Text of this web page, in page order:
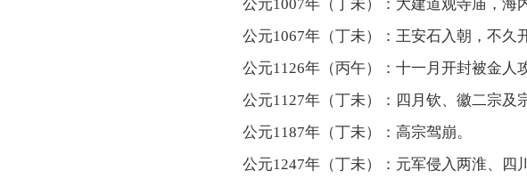
公元1007年（丁未）：大建道观寺庙，海
公元1067年（丁未）：王安石入朝，不久
公元1126年（丙午）：十一月开封被金人
公元1127年（丁未）：四月钦、徽二宗及
公元1187年（丁未）：高宗驾崩。
公元1247年（丁未）：元军侵入两淮、四